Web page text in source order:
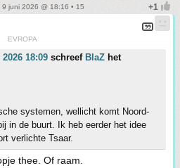
9 juni 2026 @ 18:16 • 15
EVROPA
18:09 schreef BlaZ het
systemen, wellicht komt Noord-
in de buurt. Ik heb eerder het idee
verlichte Tsaar.
thee. Of raam.